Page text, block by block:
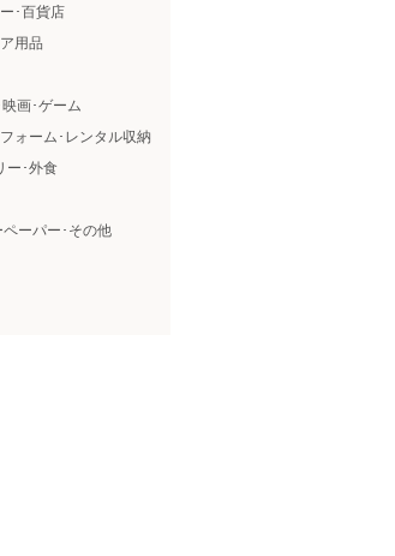
･百貨店
用品
画･ゲーム
ォーム･レンタル収納
ー･外食
ーパー･その他